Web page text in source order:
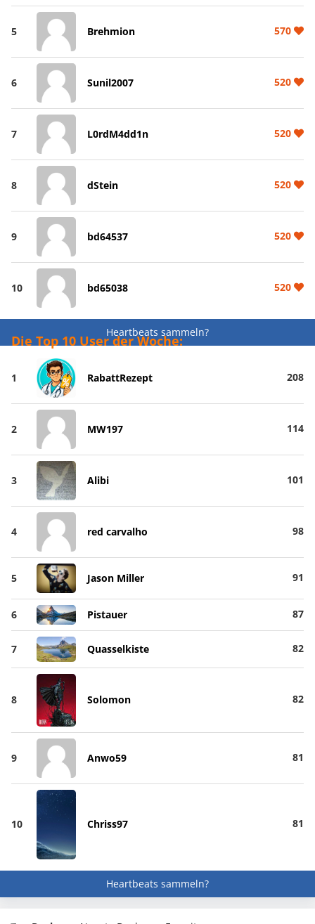
5 Brehmion 570
6 Sunil2007 520
7 L0rdM4dd1n 520
8 dStein 520
9 bd64537 520
10 bd65038 520
Heartbeats sammeln?
Die Top 10 User der Woche:
1 RabattRezept 208
2 MW197 114
3 Alibi 101
4 red carvalho 98
5 Jason Miller 91
6 Pistauer 87
7 Quasselkiste 82
8 Solomon 82
9 Anwo59 81
10 Chriss97 81
Heartbeats sammeln?